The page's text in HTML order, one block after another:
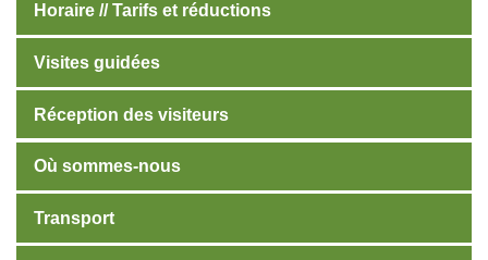
Horaire // Tarifs et réductions
Visites guidées
Réception des visiteurs
Où sommes-nous
Transport